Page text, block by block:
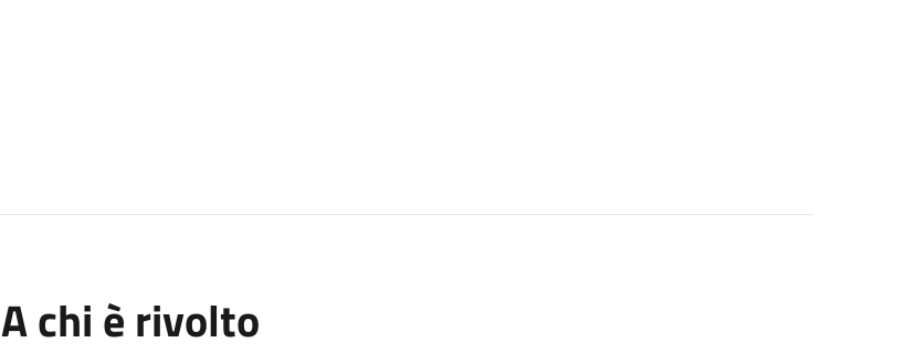
A chi è rivolto